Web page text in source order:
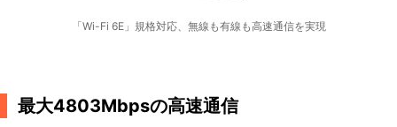
「Wi-Fi 6E」規格対応、無線も有線も高速通信を実現
最大4803Mbpsの高速通信